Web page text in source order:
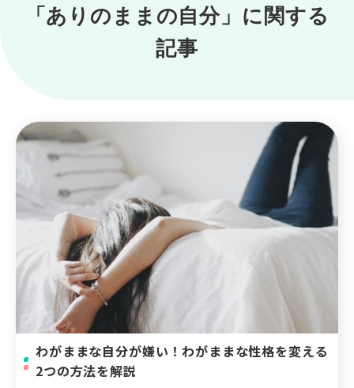
「ありのままの自分」に関する
記事
わがままな自分が嫌い！わがままな性格を変える
2つの方法を解説